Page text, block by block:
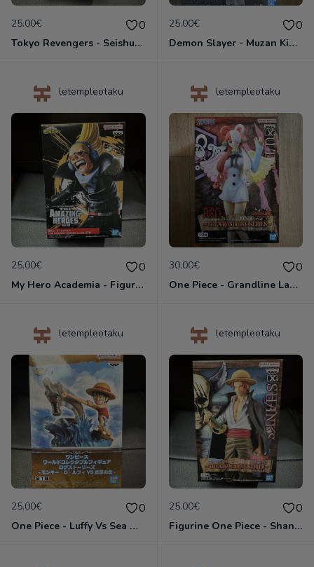
25.00€ 0
Tokyo Revengers - Seishu Inui - Figurine Banpresto
25.00€ 0
Demon Slayer - Muzan Kibutsuji Child Red Eyes ver. - Figurine Oni no Sou Vol.11 Banpresto
letempleotaku
25.00€ 0
My Hero Academia - Figurine Mic - Banpresto Amazing Heroes
letempleotaku
30.00€ 0
One Piece - Grandline Lady Red Movie Vol.1 - Uta - Figurine Banpresto
letempleotaku
25.00€ 0
One Piece - Luffy Vs Sea Monster - Figurine WCF World Collectable - Banpresto
letempleotaku
25.00€ 0
Figurine One Piece - Shanks - The Grandline Series - Banpresto